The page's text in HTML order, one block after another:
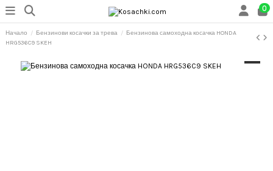
0
Начало Бензинови косачки за трева
Бензинова самоходна косачка HONDA
HRG536C9 SKEH